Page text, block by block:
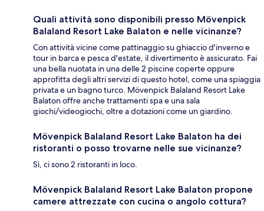
Quali attività sono disponibili presso Mövenpick
Balaland Resort Lake Balaton e nelle vicinanze?
Con attività vicine come pattinaggio su ghiaccio d'inverno e
tour in barca e pesca d'estate, il divertimento è assicurato. Fai
una bella nuotata in una delle 2 piscine coperte oppure
approfitta degli altri servizi di questo hotel, come una spiaggia
privata e un bagno turco. Mövenpick Balaland Resort Lake
Balaton offre anche trattamenti spa e una sala
giochi/videogiochi, oltre a dotazioni come un giardino.
Mövenpick Balaland Resort Lake Balaton ha dei
ristoranti o posso trovarne nelle sue vicinanze?
Sì, ci sono 2 ristoranti in loco.
Mövenpick Balaland Resort Lake Balaton propone
camere attrezzate con cucina o angolo cottura?